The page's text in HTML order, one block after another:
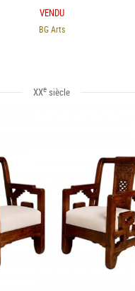
VENDU
BG Arts
XXe siècle